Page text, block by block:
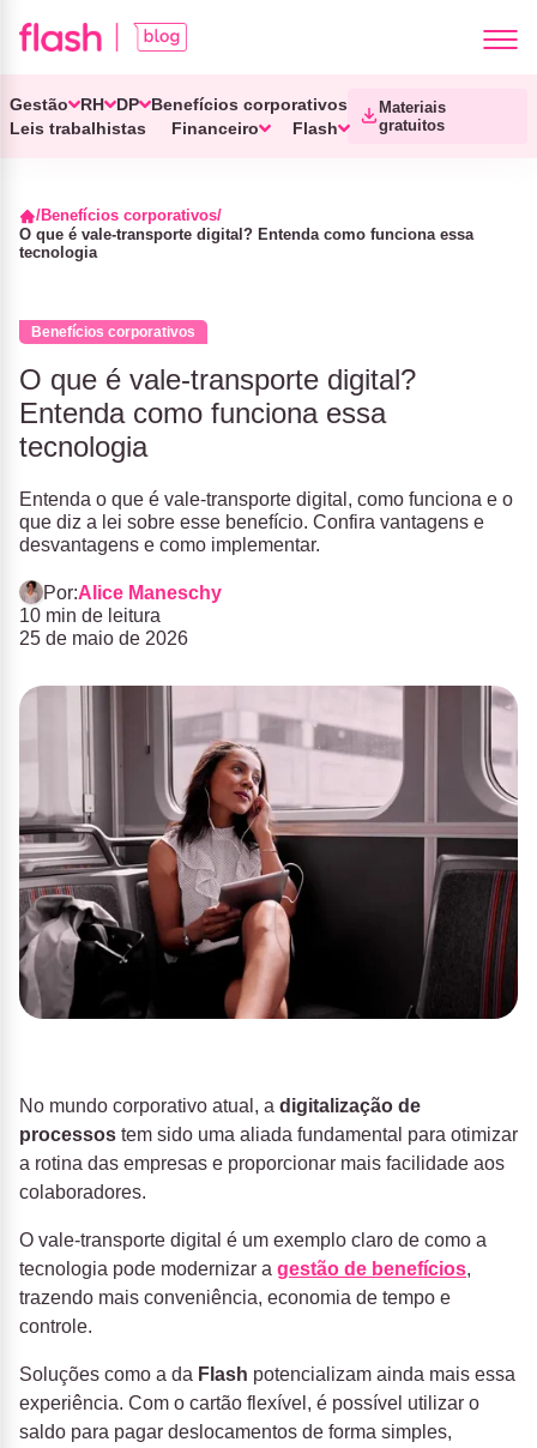
Gestão RH DP
Benefícios corporativos
Leis trabalhistas
Financeiro Flash
Materiais
gratuitos
Benefícios corporativos
O que é vale-transporte digital? Entenda como funciona essa
tecnologia
Benefícios corporativos
O que é vale-transporte digital?
Entenda como funciona essa
tecnologia
Entenda o que é vale-transporte digital, como funciona e o
que diz a lei sobre esse benefício. Confira vantagens e
desvantagens e como implementar.
Por:Alice Maneschy
10 min de leitura
25 de maio de 2026
No mundo corporativo atual, a digitalização de
processos tem sido uma aliada fundamental para otimizar
a rotina das empresas e proporcionar mais facilidade aos
colaboradores.
O vale-transporte digital é um exemplo claro de como a
tecnologia pode modernizar a gestão de benefícios,
trazendo mais conveniência, economia de tempo e
controle.
Soluções como a da Flash potencializam ainda mais essa
experiência. Com o cartão flexível, é possível utilizar o
saldo para pagar deslocamentos de forma simples,